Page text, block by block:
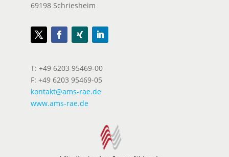
69198 Schriesheim
T: +49 6203 95469-00
F: +49 6203 95469-05
kontakt@ams-rae.de
www.ams-rae.de